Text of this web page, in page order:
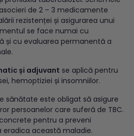
de 2 – 3 medicamente
rezistenței și asigurarea unui
se face numai cu
și cu evaluarea permanentă a
și adjuvant se aplică pentru
hemoptiziei și insomniilor.
sănătate este obligat să asigure
persoanelor care suferă de TBC.
pentru a preveni
eradica această maladie.